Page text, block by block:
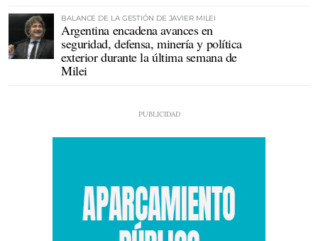
BALANCE DE LA GESTIÓN DE JAVIER MILEI
Argentina encadena avances en
seguridad, defensa, minería y política
exterior durante la última semana de
Milei